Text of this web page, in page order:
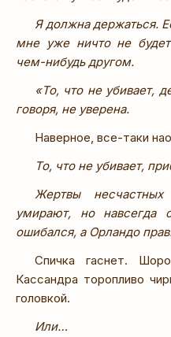
Я должна держаться.
мне уже ничто не
чем-нибудь другом.
«То, что не убивает,
говоря, не уверена.
Наверное, все-таки
То, что не убивает,
Жертвы
умирают, но навсегда
ошибался, а Орландо
Спичка гаснет.
Кассандра торопливо
головкой.
Или…